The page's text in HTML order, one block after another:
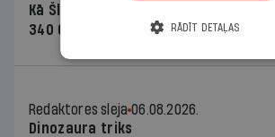
Kā Šlesera partija palika nesodīta par
340 000 vērtu reklāmas kampaņu
Redaktores sleja 06.08.2026.
Dinozaura triks
RĀDĪT DETAĻAS